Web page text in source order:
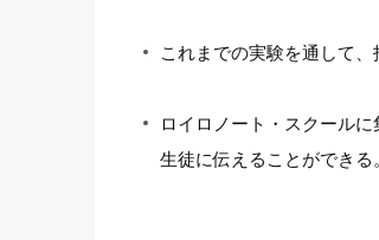
これまでの実験を通して
ロイロノート・スクール
生徒に伝えることができる。